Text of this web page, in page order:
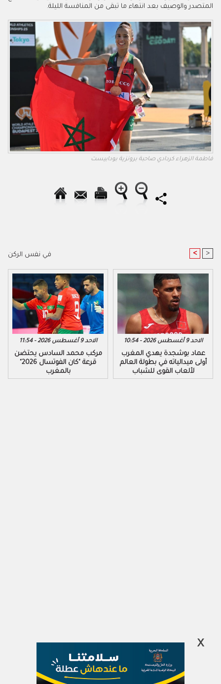
المتصدر والوصيف بعد انتهاء ما تبقى من المنافسة الليلة.
فاطمة الزهراء كردادي صاحبة برونزية بودابيست
في نفس الركن < >
الاحد 9 أغسطس 2026 - 11:54
مركب محمد السادس يحتضن
قرعة "كان الفوتسال 2026"
بالمغرب
الاحد 9 أغسطس 2026 - 10:54
عماد بوشجدة يهدي المغرب
أولى ميدالياته في بطولة العالم
لألعاب القوى للشباب